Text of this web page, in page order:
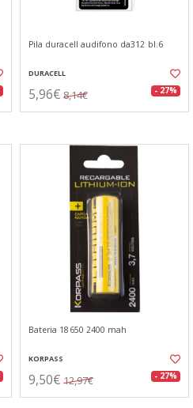
Pila duracell audifono da312 bl.6
DURACELL
5,96€ 8,14€ - 27%
Bateria 18650 2400 mah
KORPASS
9,50€ 12,97€ - 27%